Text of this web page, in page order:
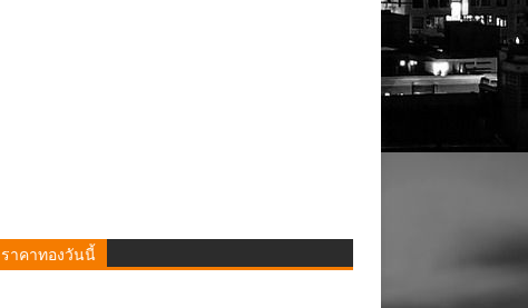
ราคาทองวันนี้